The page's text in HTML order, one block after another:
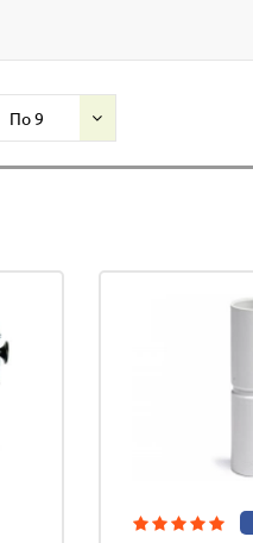
По 9